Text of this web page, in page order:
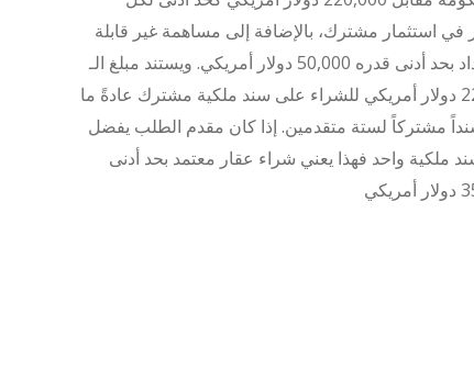
في استثمار مشترك، بالإضافة إلى مساهمة غير قابلة
للاسترداد بحد أدنى قدره 50,000 دولار أمريكي. ويستند مبلغ الـ
220,000 دولار أمريكي للشراء على سند ملكية مشترك عادةً ما
مشتركاً لستة متقدمين. إذا كان مقدم الطلب يفضل
ملكية واحد فهذا يعني شراء عقار معتمد بحد أدنى